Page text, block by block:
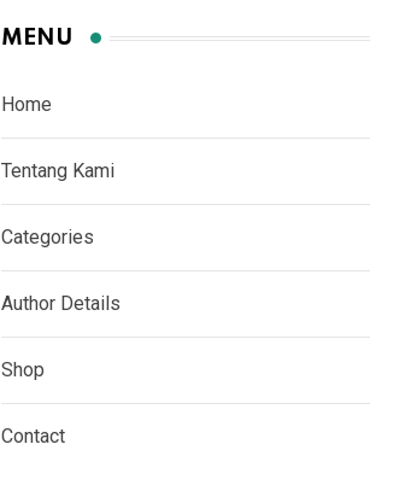
MENU
Home
Tentang Kami
Categories
Author Details
Shop
Contact